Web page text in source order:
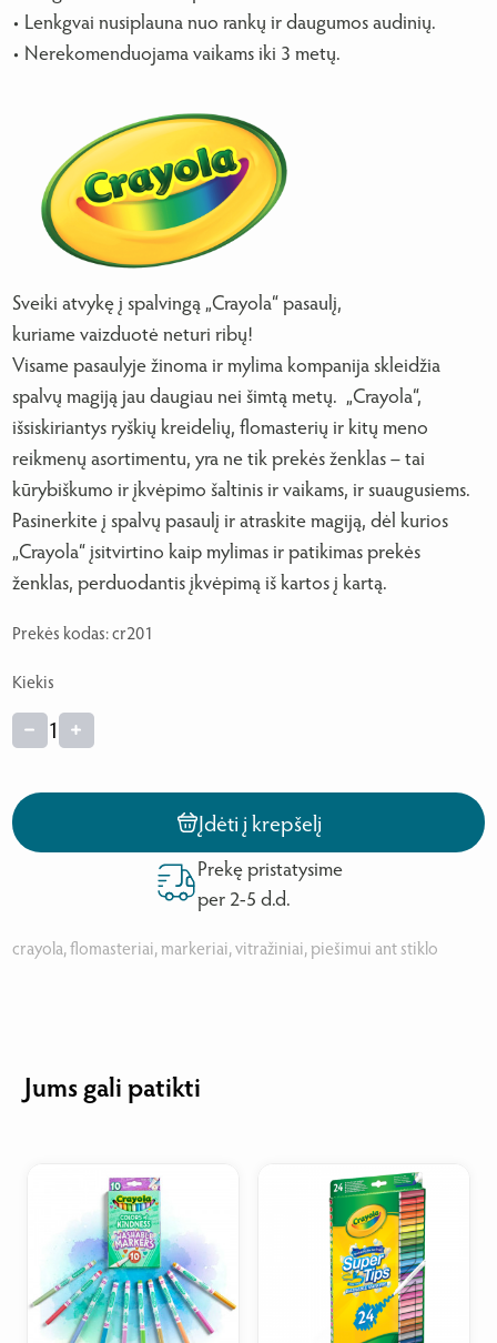
• Lenkgvai nusiplauna nuo rankų ir daugumos audinių.
• Nerekomenduojama vaikams iki 3 metų.
Sveiki atvykę į spalvingą „Crayola“ pasaulį,
kuriame vaizduotė neturi ribų!
Visame pasaulyje žinoma ir mylima kompanija skleidžia
spalvų magiją jau daugiau nei šimtą metų. „Crayola“,
išsiskiriantys ryškių kreidelių, flomasterių ir kitų meno
reikmenų asortimentu, yra ne tik prekės ženklas – tai
kūrybiškumo ir įkvėpimo šaltinis ir vaikams, ir suaugusiems.
Pasinerkite į spalvų pasaulį ir atraskite magiją, dėl kurios
„Crayola“ įsitvirtino kaip mylimas ir patikimas prekės
ženklas, perduodantis įkvėpimą iš kartos į kartą.
Prekės kodas: cr201
Kiekis
1
Įdėti į krepšelį
Prekę pristatysime
per 2-5 d.d.
crayola, flomasteriai, markeriai, vitražiniai, piešimui ant stiklo
Jums gali patikti